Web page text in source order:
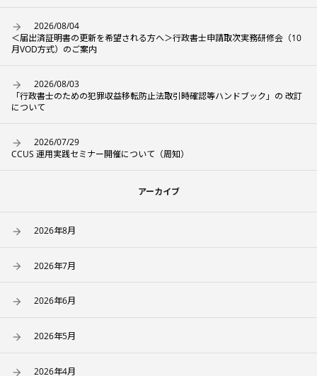
2026/08/04
＜届出済証明書の更新を希望される方へ＞行政書士申請取次実務研修会（10
月VOD方式）のご案内
2026/08/03
「行政書士のための犯罪収益移転防止法取引時確認等ハンドブック」の 改訂
について
2026/07/29
CCUS 運用実践セミナー開催について（周知）
アーカイブ
2026年8月
2026年7月
2026年6月
2026年5月
2026年4月